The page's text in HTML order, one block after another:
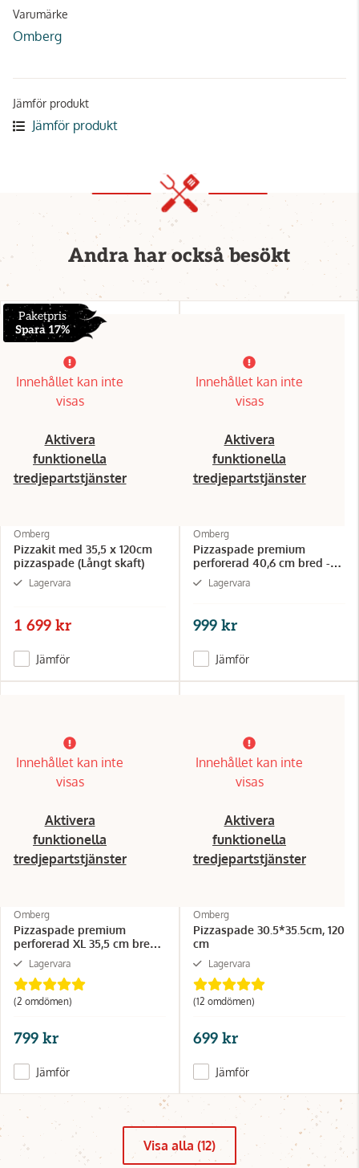
Varumärke
Omberg
Jämför produkt
Jämför produkt
Andra har också besökt
Paketpris
Spara 17%
Innehållet kan inte
visas
Aktivera
funktionella
tredjepartstjänster
Omberg
Pizzakit med 35,5 x 120cm
pizzaspade (Långt skaft)
Lagervara
1 699 kr
Jämför
Innehållet kan inte
visas
Aktivera
funktionella
tredjepartstjänster
Omberg
Pizzaspade premium
perforerad 40,6 cm bred -
120cmLagervara
999 kr
Jämför
Innehållet kan inte
visas
Aktivera
funktionella
tredjepartstjänster
Omberg
Pizzaspade premium
perforerad XL 35,5 cm bred -
100cmLagervara
(2 omdömen)
799 kr
Jämför
Innehållet kan inte
visas
Aktivera
funktionella
tredjepartstjänster
Omberg
Pizzaspade 30.5*35.5cm, 120
cm
Lagervara
(12 omdömen)
699 kr
Jämför
Visa alla (12)